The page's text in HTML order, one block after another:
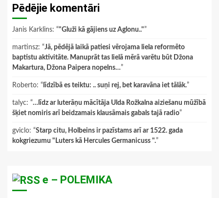
Pēdējie komentāri
Janis Karklins: “"Gluži kā gājiens uz Aglonu.."”
martinsz: “Jā, pēdējā laikā patiesi vērojama liela reformēto
baptistu aktivitāte. Manuprāt tas lielā mērā varētu būt Džona
Makartura, Džona Paipera nopelns…”
Roberto: “ līdzībā es teiktu: .. suņi rej, bet karavāna iet tālāk.”
talyc: “…līdz ar luterāņu mācītāja Ulda Rožkalna aiziešanu mūžībā
šķiet nomiris arī beidzamais klausāmais gabals tajā radio”
gviclo: “Starp citu, Holbeins ir pazīstams arī ar 1522. gada
kokgriezumu "Luters kā Hercules Germanicuss ".”
e – POLEMIKA